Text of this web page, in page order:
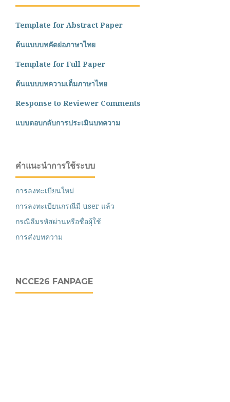
Template for Abstract Paper
ต้นแบบบทคัดย่อภาษาไทย
Template for Full Paper
ต้นแบบบทความเต็มภาษาไทย
Response to Reviewer Comments
แบบตอบกลับการประเมินบทความ
คำแนะนำการใช้ระบบ
การลงทะเบียนใหม่
การลงทะเบียนกรณีมี user แล้ว
กรณีลืมรหัสผ่านหรือชื่อผุ้ใช้
การส่งบทความ
NCCE26 FANPAGE